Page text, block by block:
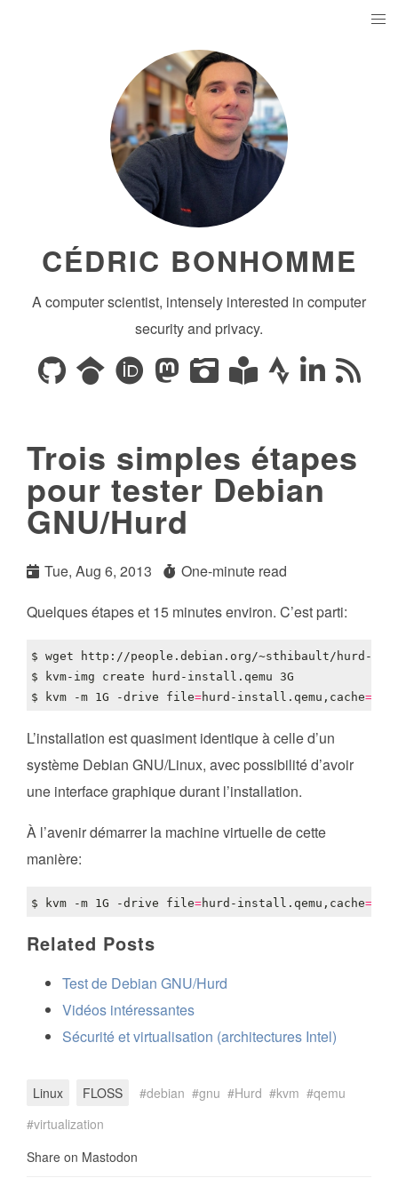
CÉDRIC BONHOMME
A computer scientist, intensely interested in computer
security and privacy.
Trois simples étapes
pour tester Debian
GNU/Hurd
Tue, Aug 6, 2013
One-minute read
Quelques étapes et 15 minutes environ. C’est parti:
$ kvm -m 1G -drive file=hurd-install.qemu,cache=
L’installation est quasiment identique à celle d’un
système Debian GNU/Linux, avec possibilité d’avoir
une interface graphique durant l’installation.
À l’avenir démarrer la machine virtuelle de cette
manière:
$ kvm -m 1G -drive file=hurd-install.qemu,cache=
Related Posts
Test de Debian GNU/Hurd
Vidéos intéressantes
Sécurité et virtualisation (architectures Intel)
Linux FLOSS debian gnu Hurd kvm
qemu
virtualization
Share on Mastodon